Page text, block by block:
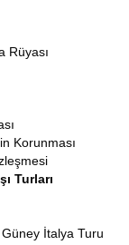
yerel bağlantılar
maliyetleri
bir gerçek
Bu yüzden
maksimum
Asya Turu 9 Gün
bile boşa geçmez.
da doyurucu
dönüp
derin bir bağ
Rüyası
Korunması
Turları
İtalya Turu